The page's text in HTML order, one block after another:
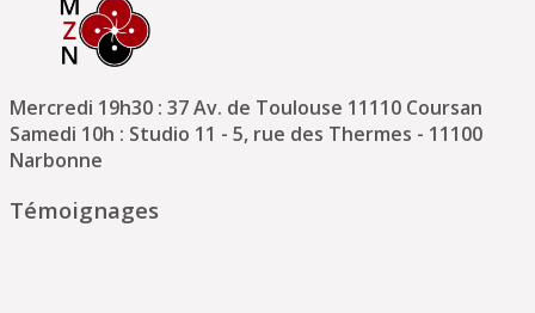
Mercredi 19h30 : 37 Av. de Toulouse 11110 Coursan
Samedi 10h : Studio 11 - 5, rue des Thermes - 11100
Narbonne
Témoignages